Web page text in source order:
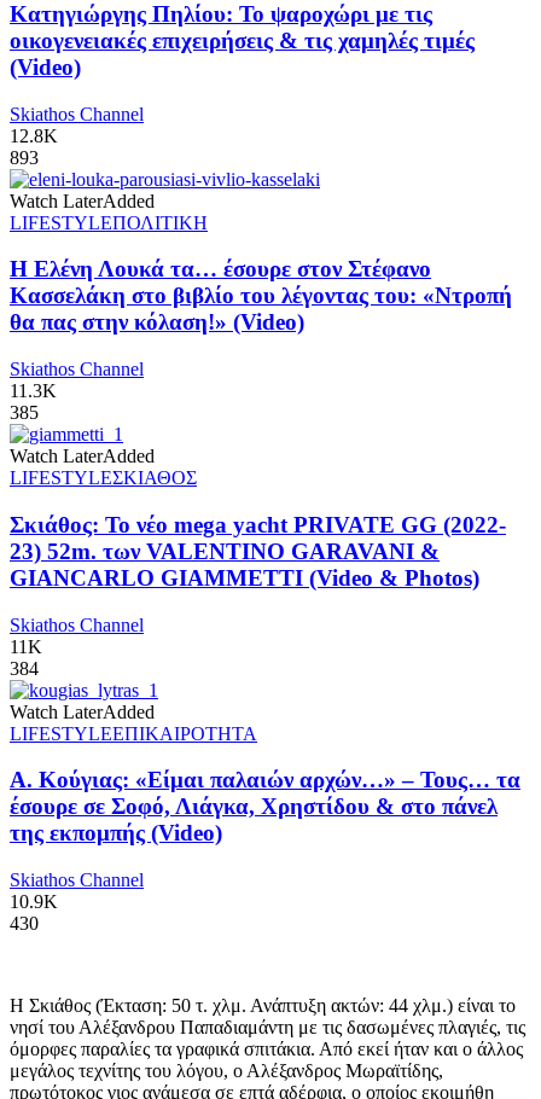
Κατηγιώργης Πηλίου: Το ψαροχώρι με τις
οικογενειακές επιχειρήσεις & τις χαμηλές τιμές
(Video)
Skiathos Channel
12.8K
893
Watch LaterAdded
LIFESTYLEΠΟΛΙΤΙΚΗ
Η Ελένη Λουκά τα… έσουρε στον Στέφανο
Κασσελάκη στο βιβλίο του λέγοντας του: «Ντροπή
θα πας στην κόλαση!» (Video)
Skiathos Channel
11.3K
385
Watch LaterAdded
LIFESTYLEΣΚΙΑΘΟΣ
Σκιάθος: Το νέο mega yacht PRIVATE GG (2022-
23) 52m. των VALENTINO GARAVANI &
GIANCARLO GIAMMETTI (Video & Photos)
Skiathos Channel
11K
384
Watch LaterAdded
LIFESTYLEΕΠΙΚΑΙΡΟΤΗΤΑ
Α. Κούγιας: «Είμαι παλαιών αρχών…» – Τους… τα
έσουρε σε Σοφό, Λιάγκα, Χρηστίδου & στο πάνελ
της εκπομπής (Video)
Skiathos Channel
10.9K
430
Η Σκιάθος (Έκταση: 50 τ. χλμ. Ανάπτυξη ακτών: 44 χλμ.) είναι το
νησί του Αλέξανδρου Παπαδιαμάντη με τις δασωμένες πλαγιές, τις
όμορφες παραλίες τα γραφικά σπιτάκια. Από εκεί ήταν και ο άλλος
μεγάλος τεχνίτης του λόγου, ο Αλέξανδρος Μωραϊτίδης,
πρωτότοκος γιος ανάμεσα σε επτά αδέρφια, ο οποίος εκοιμήθη